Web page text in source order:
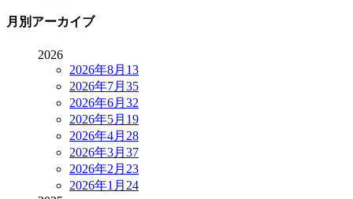
月別アーカイブ
2026
2026年8月 13
2026年7月 35
2026年6月 32
2026年5月 19
2026年4月 28
2026年3月 37
2026年2月 23
2026年1月 24